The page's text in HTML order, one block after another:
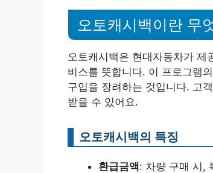
오토캐시백이란 무
오토캐시백은 현대자동차가 제
비스를 뜻합니다. 이 프로그램
구입을 장려하는 것입니다. 고
받을 수 있어요.
오토캐시백의 특징
환급금액: 차량 구매 시,